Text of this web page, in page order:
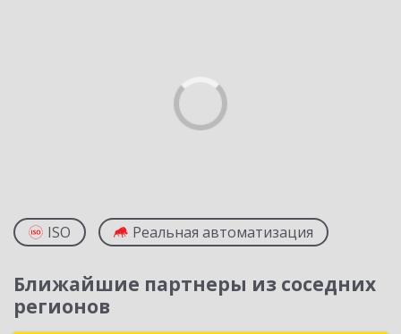
ISO Реальная автоматизация
Ближайшие партнеры из соседних
регионов